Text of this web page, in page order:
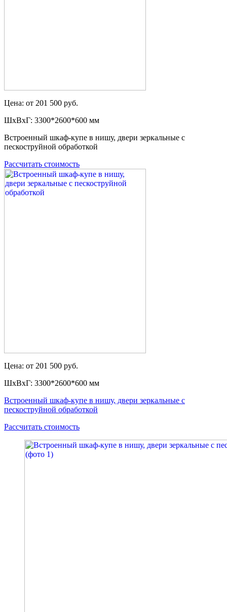
Цена: от 201 500 руб.
ШxВxГ: 3300*2600*600 мм
Встроенный шкаф-купе в нишу, двери зеркальные с
пескоструйной обработкой
Рассчитать стоимость
Цена: от 201 500 руб.
ШxВxГ: 3300*2600*600 мм
Встроенный шкаф-купе в нишу, двери зеркальные с
пескоструйной обработкой
Рассчитать стоимость